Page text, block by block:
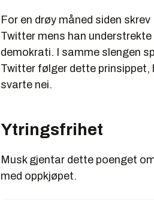
For en drøy måned siden
Twitter mens han
demokrati. I samme slengen
Twitter følger dette prinsippet,
svarte nei.
Ytringsfrihet
Musk gjentar dette poenget
med oppkjøpet.